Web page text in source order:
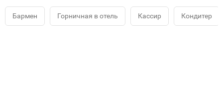
Бармен Горничная в отель Кассир Кондитер